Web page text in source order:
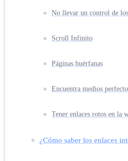
No llevar un control de
Scroll Infinito
Páginas huérfanas
Encuentra medios
Tener enlaces rotos en la
¿Cómo saber los enlaces